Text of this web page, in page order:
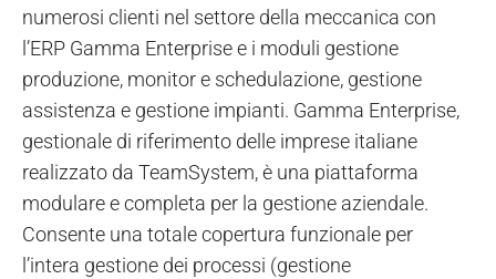
numerosi clienti nel settore della meccanica con
l’ERP Gamma Enterprise e i moduli gestione
produzione, monitor e schedulazione, gestione
assistenza e gestione impianti. Gamma Enterprise,
gestionale di riferimento delle imprese italiane
realizzato da TeamSystem, è una piattaforma
modulare e completa per la gestione aziendale.
Consente una totale copertura funzionale per
l’intera gestione dei processi (gestione